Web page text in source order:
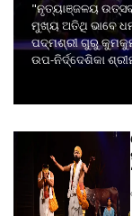
"ନୃତ୍ୟାଞ୍ଜଳୟ
ମୁଖ୍ୟ ଅତିଥି ଭାବେ
ପଦ୍ମଶ୍ରୀ ଗୁରୁ କୁମକୁମ
ଉପ-ନିର୍ଦ୍ଦେଶିକା